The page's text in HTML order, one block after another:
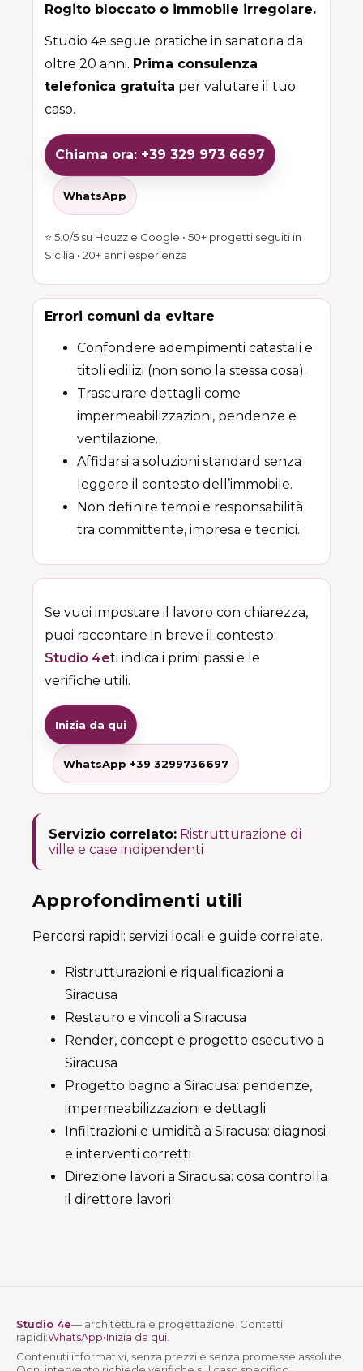
Rogito bloccato o immobile irregolare.
Studio 4e segue pratiche in sanatoria da
oltre 20 anni. Prima consulenza
telefonica gratuita per valutare il tuo
caso.
Chiama ora: +39 329 973 6697
WhatsApp
⭐ 5.0/5 su Houzz e Google • 50+ progetti seguiti in
Sicilia • 20+ anni esperienza
Errori comuni da evitare
Confondere adempimenti catastali e
titoli edilizi (non sono la stessa cosa).
Trascurare dettagli come
impermeabilizzazioni, pendenze e
ventilazione.
Affidarsi a soluzioni standard senza
leggere il contesto dell’immobile.
Non definire tempi e responsabilità
tra committente, impresa e tecnici.
Se vuoi impostare il lavoro con chiarezza,
puoi raccontare in breve il contesto:
Studio 4eti indica i primi passi e le
verifiche utili.
Inizia da qui
WhatsApp +39 3299736697
Servizio correlato: Ristrutturazione di
ville e case indipendenti
Approfondimenti utili
Percorsi rapidi: servizi locali e guide correlate.
Ristrutturazioni e riqualificazioni a
Siracusa
Restauro e vincoli a Siracusa
Render, concept e progetto esecutivo a
Siracusa
Progetto bagno a Siracusa: pendenze,
impermeabilizzazioni e dettagli
Infiltrazioni e umidità a Siracusa: diagnosi
e interventi corretti
Direzione lavori a Siracusa: cosa controlla
il direttore lavori
Studio 4e— architettura e progettazione. Contatti
rapidi:WhatsApp•Inizia da qui
Contenuti informativi, senza prezzi e senza promesse assolute.